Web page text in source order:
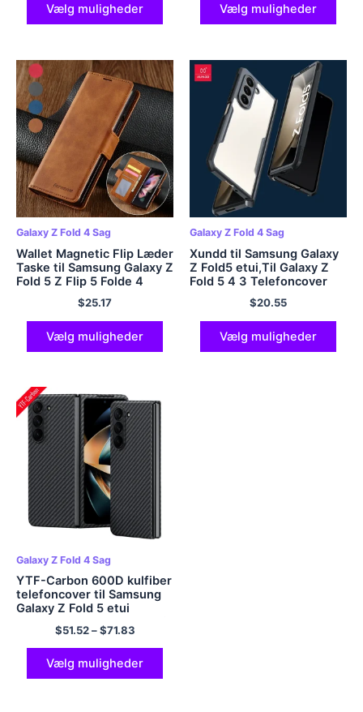
Vælg muligheder
Vælg muligheder
Galaxy Z Fold 4 Sag
Wallet Magnetic Flip Læder
Taske til Samsung Galaxy Z
Fold 5 Z Flip 5 Folde 4
Vend 4 Folde 3 Vend 3
Business Anti-drop Cover
$25.17
Vælg muligheder
Galaxy Z Fold 4 Sag
Xundd til Samsung Galaxy
Z Fold5 etui,Til Galaxy Z
Fold 5 4 3 Telefoncover
Stødsikker beskyttende
skal gennemsigtige etuier
$20.55
Vælg muligheder
Galaxy Z Fold 4 Sag
YTF-Carbon 600D kulfiber
telefoncover til Samsung
Galaxy Z Fold 5 etui
Aramid Fiber Z Fold 4 etui
Slim Design Z Fold 3
dække
$51.52–$71.83
Vælg muligheder